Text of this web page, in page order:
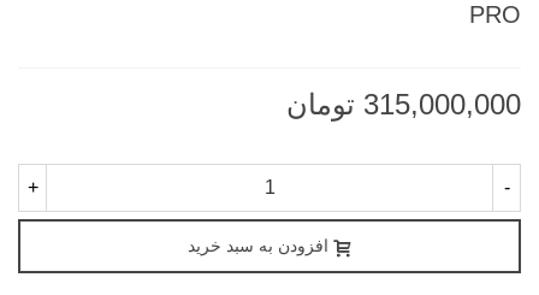
PRO
315,000,000 تومان
-
+
افزودن به سبد خرید